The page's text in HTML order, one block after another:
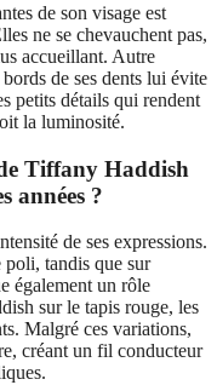
de son visage est
ne se chevauchent pas,
accueillant. Autre
de ses dents lui évite
petits détails qui rendent
la luminosité.
Tiffany Haddish
années ?
de ses expressions.
poli, tandis que sur
également un rôle
sur le tapis rouge, les
Malgré ces variations,
créant un fil conducteur